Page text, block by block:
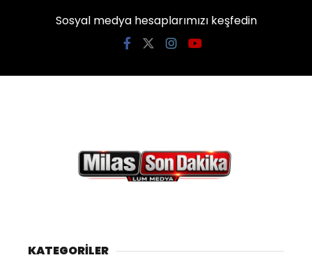
Sosyal medya hesaplarımızı keşfedin
KATEGORİLER